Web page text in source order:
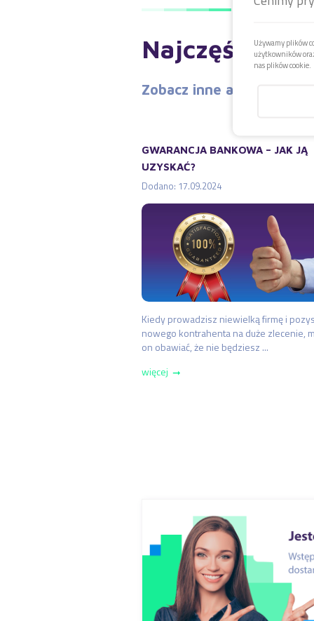
Najczęściej
Zobacz inne artykuły z
GWARANCJA BANKOWA – JAK JĄ
UZYSKAĆ?
Dodano: 17.09.2024
Kiedy prowadzisz niewielką firmę i
nowego kontrahenta na duże zlecenie,
on obawiać, że nie będziesz ...
więcej ➞
Używamy plików
użytkowników
nas plików cookie.